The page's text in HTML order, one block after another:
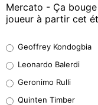
Mercato - Ça
joueur à partir cet
38%
32%
Geoffrey Kondogbia
Leonardo Balerdi
Geronimo Rulli
Quinten Timber